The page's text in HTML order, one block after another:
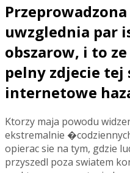
uwzglednia par
obszarow, i to
pelny zdjecie
internetowe
Ktorzy maja powodu
ekstremalnie
opierac sie na tym, gdzie
przyszedl poza swiatem